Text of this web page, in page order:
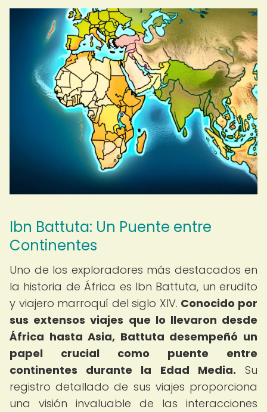
Ibn Battuta: Un Puente entre
Continentes
Uno de los exploradores más destacados en
la historia de África es Ibn Battuta, un erudito
y viajero marroquí del siglo XIV. Conocido por
sus extensos viajes que lo llevaron desde
África hasta Asia, Battuta desempeñó un
papel crucial como puente entre
continentes durante la Edad Media. Su
registro detallado de sus viajes proporciona
una visión invaluable de las interacciones